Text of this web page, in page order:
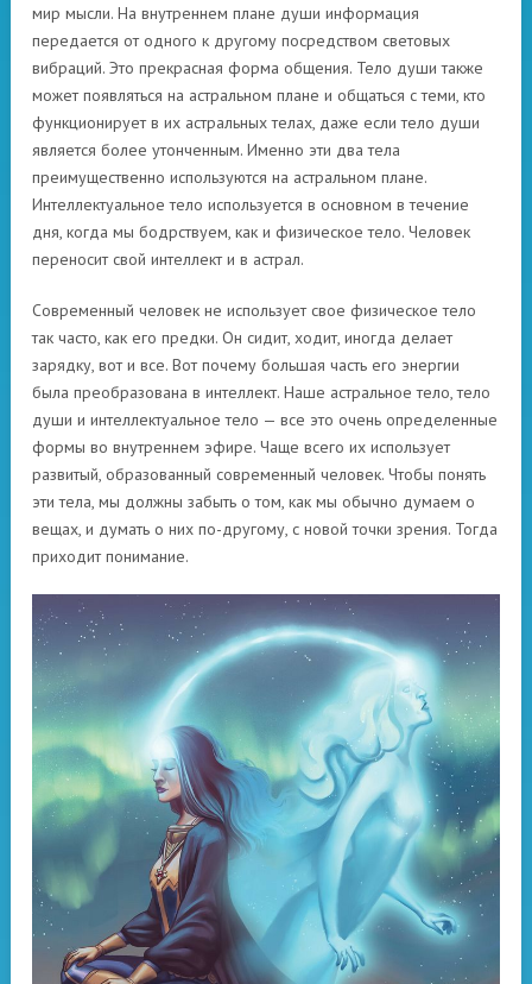
мир мысли. На внутреннем плане души информация
передается от одного к другому посредством световых
вибраций. Это прекрасная форма общения. Тело души также
может появляться на астральном плане и общаться с теми, кто
функционирует в их астральных телах, даже если тело души
является более утонченным. Именно эти два тела
преимущественно используются на астральном плане.
Интеллектуальное тело используется в основном в течение
дня, когда мы бодрствуем, как и физическое тело. Человек
переносит свой интеллект и в астрал.
Современный человек не использует свое физическое тело
так часто, как его предки. Он сидит, ходит, иногда делает
зарядку, вот и все. Вот почему большая часть его энергии
была преобразована в интеллект. Наше астральное тело, тело
души и интеллектуальное тело — все это очень определенные
формы во внутреннем эфире. Чаще всего их использует
развитый, образованный современный человек. Чтобы понять
эти тела, мы должны забыть о том, как мы обычно думаем о
вещах, и думать о них по-другому, с новой точки зрения. Тогда
приходит понимание.